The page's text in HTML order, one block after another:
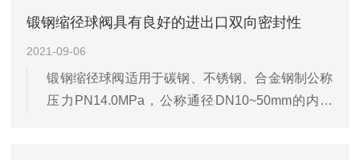
能；具有结构紧凑开关迅速的特点，转动90度，即
直径相同，流阻小，流通能力大；阀杆为下装式，
杜绝了阀杆穿出的事故发生，保证了使用安全。
锻钢缩径球阀具有良好的进出口双向密封性
2021-09-06
锻钢缩径球阀适用于碳钢、不锈钢、合金钢制公称
压力PN14.0MPa，公称通径DN10~50mm的内螺